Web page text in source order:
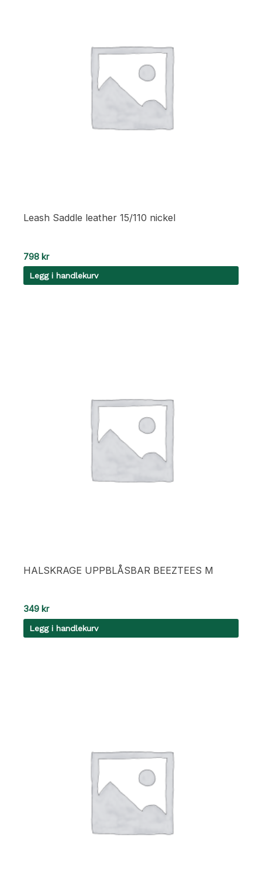
Leash Saddle leather 15/110 nickel
798 kr
Legg i handlekurv
HALSKRAGE UPPBLÅSBAR BEEZTEES M
349 kr
Legg i handlekurv